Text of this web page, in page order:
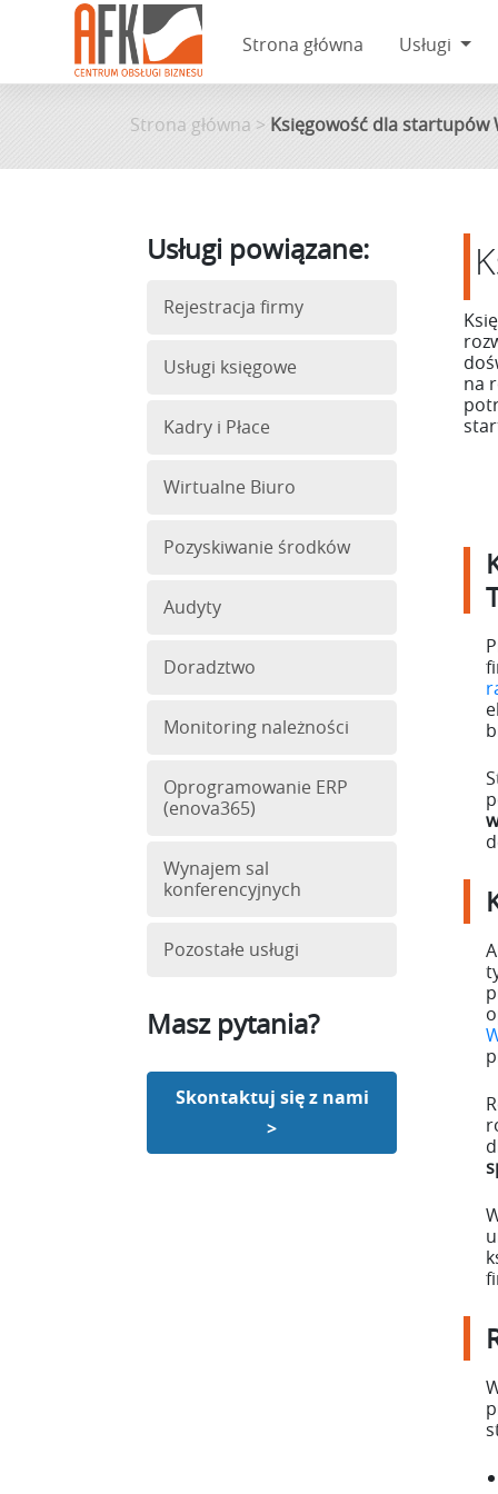
Skip
to
Strona główna Usługi
Strona główna > Księgowość dla startupów
Usługi powiązane:
Rejestracja firmy
Usługi księgowe
Kadry i Płace
Wirtualne Biuro
Pozyskiwanie środków
Audyty
Doradztwo
Monitoring należności
Oprogramowanie ERP
(enova365)
Wynajem sal
konferencyjnych
Pozostałe usługi
Masz pytania?
Skontaktuj się z nami
>
na